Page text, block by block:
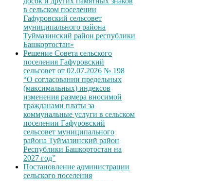
в сельском поселении
Гафуровский сельсовет
муниципального района
Туймазинский район республики
Башкортостан»
Решение Совета сельского
поселения Гафуровский
сельсовет от 02.07.2026 № 198
“О согласовании предельных
(максимальных) индексов
изменения размера вносимой
гражданами платы за
коммунальные услуги в сельском
поселении Гафуровский
сельсовет муниципального
района Туймазинский район
Республики Башкортостан на
2027 год”
Постановление администрации
сельского поселения